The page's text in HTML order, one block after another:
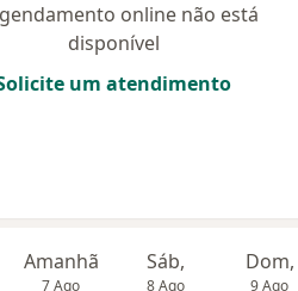
online não está
disponível
um atendimento
Amanhã
7 Ago
Sáb,
8 Ago
Dom,
9 Ago